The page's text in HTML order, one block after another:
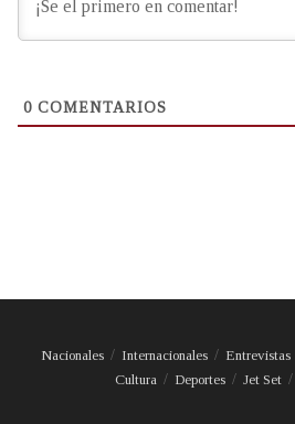
0 COMENTARIOS
Nacionales Internacionales Entrevistas
Cultura
Deportes Jet Set